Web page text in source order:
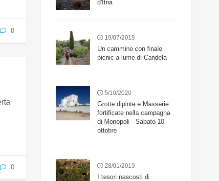
0
0
d'Itria
19/07/2019
Un cammino con finale
picnic a lume di Candela
5/10/2020
Grotte dipinte e Masserie
fortificate nella campagna
di Monopoli - Sabato 10
ottobre
28/01/2019
I tesori nascosti di